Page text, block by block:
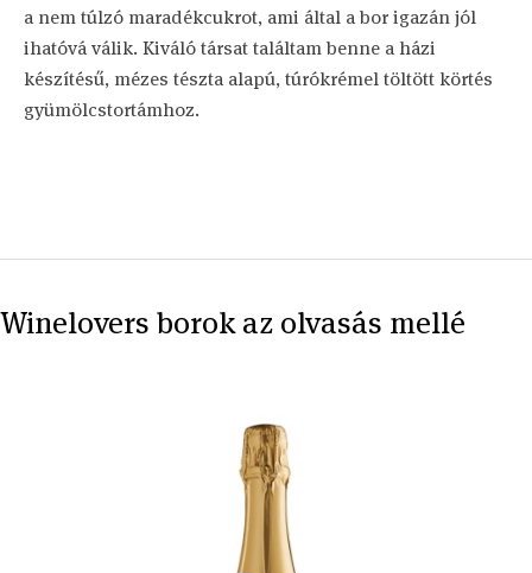
a nem túlzó maradékcukrot, ami által a bor igazán jól
ihatóvá válik. Kiváló társat találtam benne a házi
készítésű, mézes tészta alapú, túrókrémel töltött körtés
gyümölcstortámhoz.
Winelovers borok az olvasás mellé